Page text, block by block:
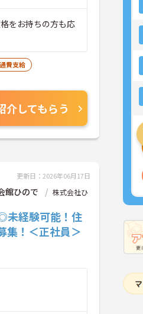
をお持ちの方も応
費支給
介してもらう
更新日：2026年06月17日
館ひので
株式会社ひ
未経験可能！住
集！＜正社員＞